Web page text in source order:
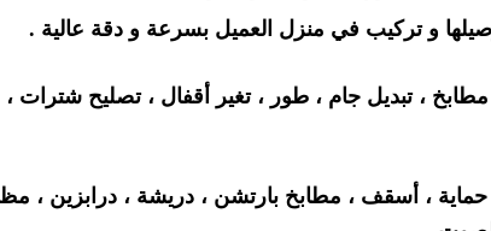
و تركيب في منزل العميل بسرعة و دقة عالية .
، تبديل جام ، طور ، تغير أقفال ، تصليح شترات ،
، أسقف ، مطابخ بارتشن ، دريشة ، درابزين ،